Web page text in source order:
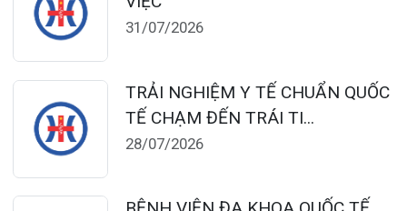
Thứ 2 – Thứ 6: 06:00 – 20:00
Thứ 7 – Chủ nhật: 06:30 – 16:30
Sáng: 07:00 – 12:00
Chiều: 13:30 – 16:30
Bệnh viện – Khách sạn cao cấp đầu tiên ở
Hải Phòng và khu vực vùng duyên hải Bắc
bộ, quy mô 500 giường bệnh nội trú.